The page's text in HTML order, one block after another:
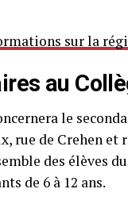
sur la
au
le
rue de Crehen et
des élèves
de 6 à 12 ans.